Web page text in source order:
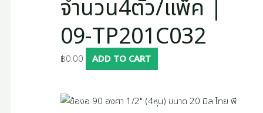
จำนวน4ตัว/แพ็ค |
09-TP201C032
฿0.00 ADD TO CART